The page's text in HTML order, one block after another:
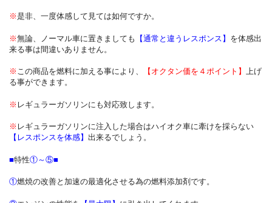
※是非、一度体感して見ては如何ですか。
※無論、ノーマル車に置きましても 【通常と違うレスポンス】 を体感出
来る事は間違いありません。
※ この商品を燃料に加える事により、 【オクタン価を４ポイント】 上げ
る事ができます。
※ レギュラーガソリンにも対応致します。
※ レギュラーガソリンに注入した場合はハイオク車に牽けを採らない
【レスポンスを体感】 出来るでしょう。
■特性①～⑤■
①燃焼の改善と加速の最適化させる為の燃料添加剤です。